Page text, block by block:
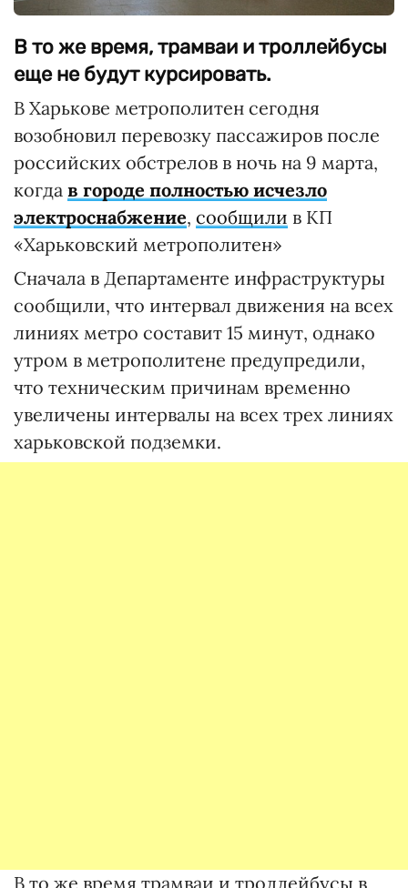
В то же время, трамваи и троллейбусы
еще не будут курсировать.
В Харькове метрополитен сегодня
возобновил перевозку пассажиров после
российских обстрелов в ночь на 9 марта,
когда в городе полностью исчезло
электроснабжение, сообщили в КП
«Харьковский метрополитен»
Сначала в Департаменте инфраструктуры
сообщили, что интервал движения на всех
линиях метро составит 15 минут, однако
утром в метрополитене предупредили,
что техническим причинам временно
увеличены интервалы на всех трех линиях
харьковской подземки.
В то же время трамваи и троллейбусы в